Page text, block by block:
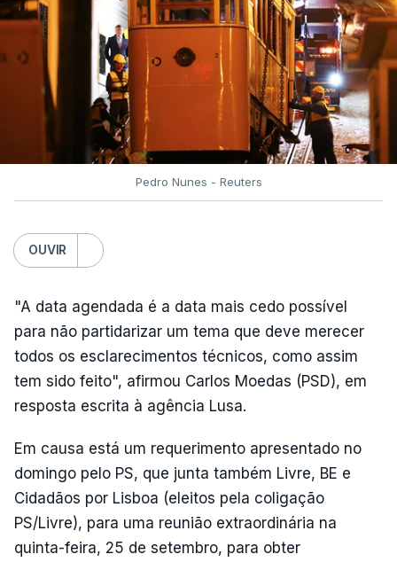
Pedro Nunes - Reuters
OUVIR
"A data agendada é a data mais cedo possível
para não partidarizar um tema que deve merecer
todos os esclarecimentos técnicos, como assim
tem sido feito", afirmou Carlos Moedas (PSD), em
resposta escrita à agência Lusa.
Em causa está um requerimento apresentado no
domingo pelo PS, que junta também Livre, BE e
Cidadãos por Lisboa (eleitos pela coligação
PS/Livre), para uma reunião extraordinária na
quinta-feira, 25 de setembro, para obter